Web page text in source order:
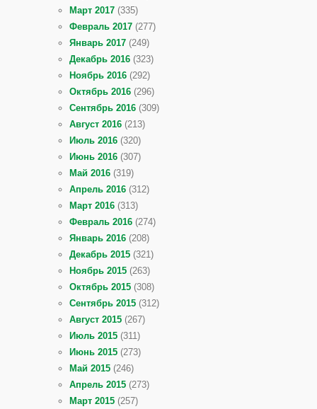
Март 2017 (335)
Февраль 2017 (277)
Январь 2017 (249)
Декабрь 2016 (323)
Ноябрь 2016 (292)
Октябрь 2016 (296)
Сентябрь 2016 (309)
Август 2016 (213)
Июль 2016 (320)
Июнь 2016 (307)
Май 2016 (319)
Апрель 2016 (312)
Март 2016 (313)
Февраль 2016 (274)
Январь 2016 (208)
Декабрь 2015 (321)
Ноябрь 2015 (263)
Октябрь 2015 (308)
Сентябрь 2015 (312)
Август 2015 (267)
Июль 2015 (311)
Июнь 2015 (273)
Май 2015 (246)
Апрель 2015 (273)
Март 2015 (257)